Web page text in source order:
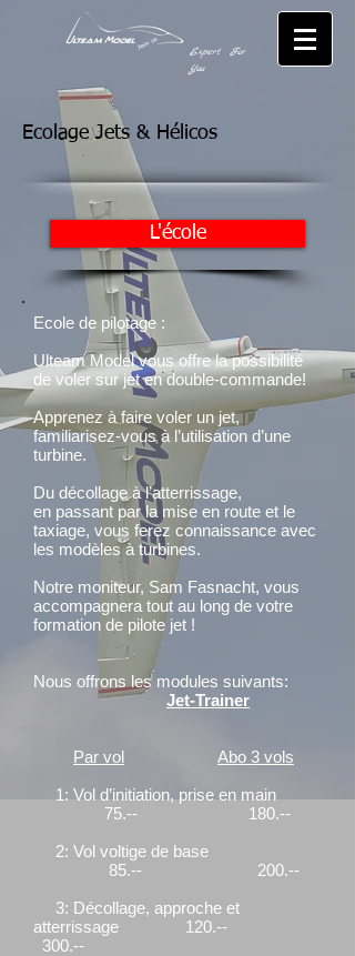
Expert For
You
EcolageJets & Hélicos
L'école
Ecole de pilotage :
Ulteam Model vous offre la possibilité
de voler sur jet en double-commande!
Apprenez à fairevoler un jet,
familiarisez-vous à l’utilisation d’une
turbine.
Du décollage à l’atterrissage,
en passant par la mise en route et le
taxiage, vous ferez connaissance avec
les modèles à turbines.
Notre moniteur, Sam Fasnacht, vous
accompagnera tout au long de votre
formation de pilote jet !
Nous offrons les modules suivants:
Jet-Trainer
Par vol
Abo 3 vols
1: Vol d’initiation, prise en main
75.-- 180.--
2: Vol voltige de base
85.-- 200.--
3: Décollage, approche et
atterrissage 120.--
300.--